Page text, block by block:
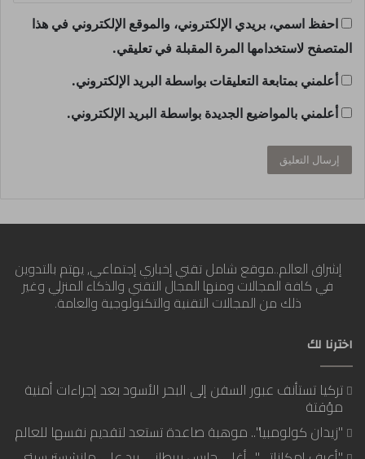
احفظ اسمي، بريدي الإلكتروني، والموقع الإلكتروني في هذا
المتصفح لاستخدامها المرة المقبلة في تعليقي.
أعلمني بمتابعة التعليقات بواسطة البريد الإلكتروني.
أعلمني بالمواضيع الجديدة بواسطة البريد الإلكتروني.
إشراق العالم..موقع شامل تقني إخباري إجتماعي, يهتم بالتدوين
في كافة المجالات ومنها المجال التقني والذكاء المنزلي وغير
ذلك من المجالات التقنية والتكنولوجية والعامة.
اخترنا لك
تركيا تستأنف عبور السفن إلى البحر الأسود بعد إجراءات أمنية
مؤقتة
"زيدان كولومبيا".. موهبة صاعدة تستعد لتقديم نفسها للعالم